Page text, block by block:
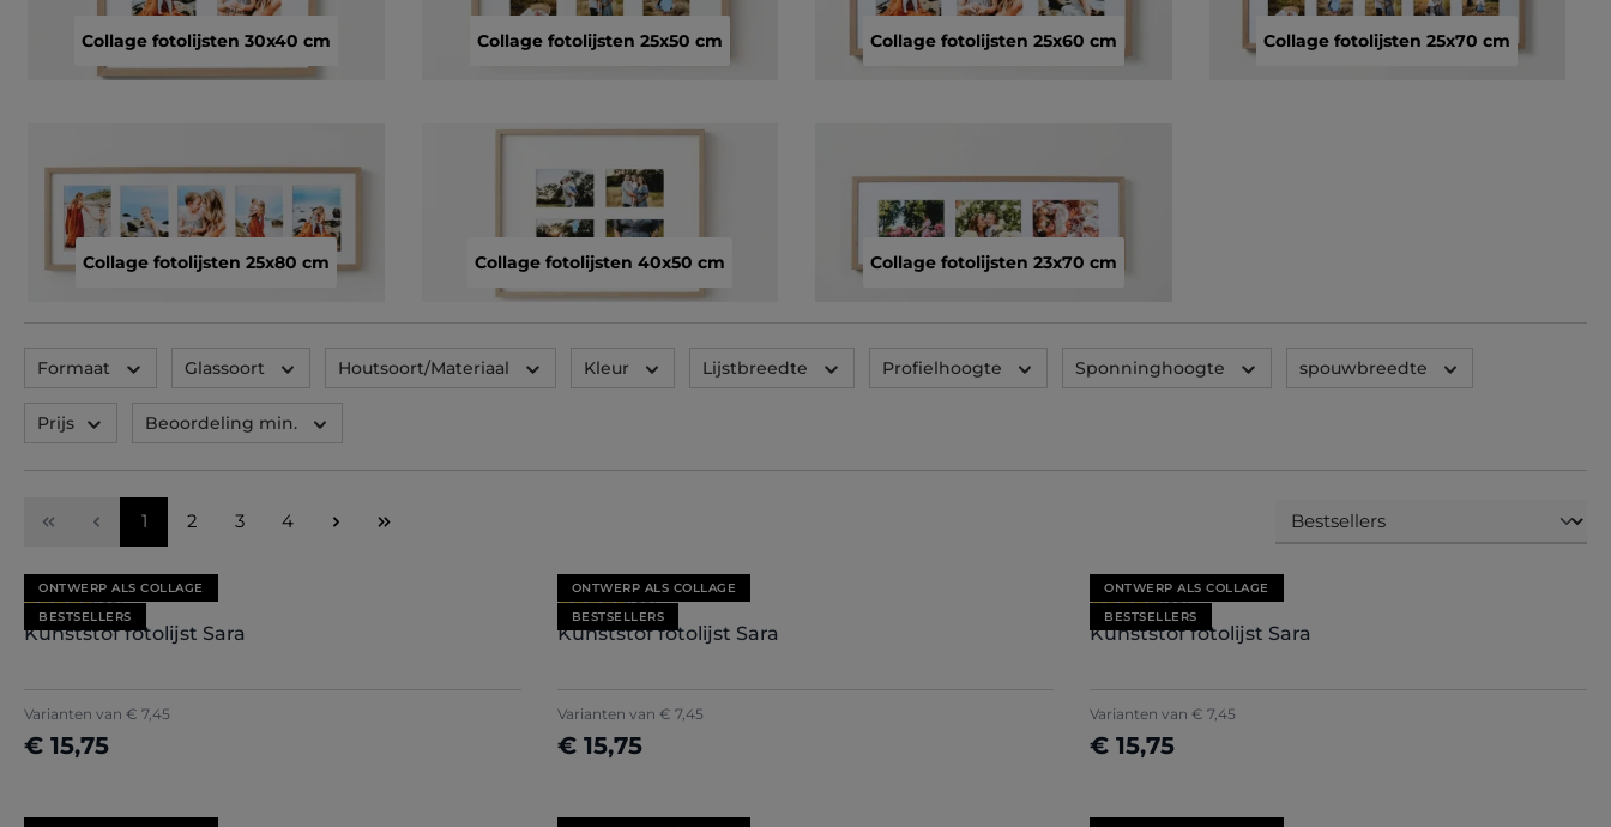
Collage fotolijsten 30x40 cm Collage fotolijsten 25x50 cm Collage fotolijsten 25x60 cm Collage fotolijsten 25x70 cm
Collage fotolijsten 25x80 cm Collage fotolijsten 40x50 cm Collage fotolijsten 23x70 cm
Formaat Glassoort Houtsoort/Materiaal Kleur Lijstbreedte Profielhoogte Sponninghoogte spouwbreedte
Prijs Beoordeling min.
Pagina
1 Pagina
2 Pagina
3 Pagina
4
ONTWERP ALS COLLAGE
BESTSELLERS
Gemiddelde waardering van 4.71 van 5 sterren
(85)
Kunststof fotolijst Sara
Varianten van € 7,45
€ 15,75
Nu configureren
ONTWERP ALS COLLAGE
BESTSELLERS
Gemiddelde waardering van 4.71 van 5 sterren
(85)
Kunststof fotolijst Sara
Varianten van € 7,45
€ 15,75
Nu configureren
ONTWERP ALS COLLAGE
BESTSELLERS
Gemiddelde waardering van 4.71 van 5 sterren
(85)
Kunststof fotolijst Sara
Varianten van € 7,45
€ 15,75
Nu configureren